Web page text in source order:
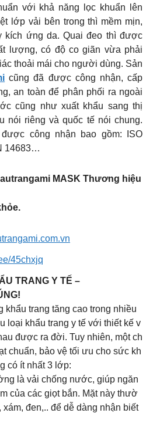
với khả năng lọc khuẩn lên
lớp vải bên trong thì mềm mịn,
kích ứng da. Quai đeo thì được
lượng, có độ co giãn vừa phải
thoải mái cho người dùng. Sản
cũng đã được công nhận, cấp
an toàn để phân phối ra ngoài
cũng như xuất khẩu sang thị
nói riêng và quốc tế nói chung.
công nhận bao gồm: ISO
14683…
MASK Thương hiệu
45chxjq
TRANG Y TẾ –
khẩu trang tăng cao trong nhiều
loại khẩu trang y tế với thiết kế v
được ra đời. Tuy nhiên, một ch
chuẩn, bảo vệ tối ưu cho sức kh
có ít nhất 3 lớp:
là vải chống nước, giúp ngăn
của các giọt bắn. Mặt này thườ
xám, đen,.. để dễ dàng nhận biết